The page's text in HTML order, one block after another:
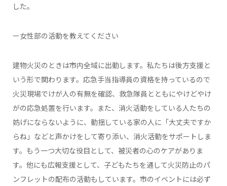
した。
ー女性部の活動を教えてください
建物火災のときは市内全域に出動します。私たちは後方支援と
いう形で関わります。応急手当指導員の資格を持っているので
火災現場でけが人の有無を確認、救急隊員とともにやけどやけ
がの応急処置を行います。また、消火活動をしている人たちの
妨げにならないように、動揺している家の人に「大丈夫ですか
らね」などと声かけをして寄り添い、消火活動をサポートしま
す。もう一つ大切な役目として、被災者の心のケアがありま
す。他にも広報支援として、子どもたちを通して火災防止のパ
ンフレットの配布の活動もしています。市のイベントには必ず